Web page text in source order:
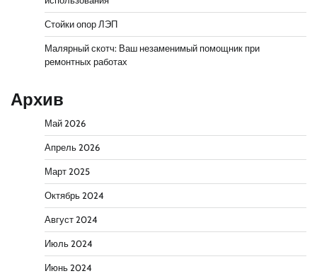
Стойки опор ЛЭП
Малярный скотч: Ваш незаменимый помощник при
ремонтных работах
Архив
Май 2026
Апрель 2026
Март 2025
Октябрь 2024
Август 2024
Июль 2024
Июнь 2024